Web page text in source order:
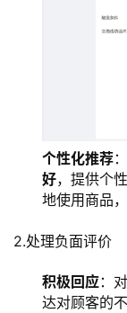
个性化推荐：
好，提供个
地使用商品
2.处理负面评价
积极回应：
达对顾客的